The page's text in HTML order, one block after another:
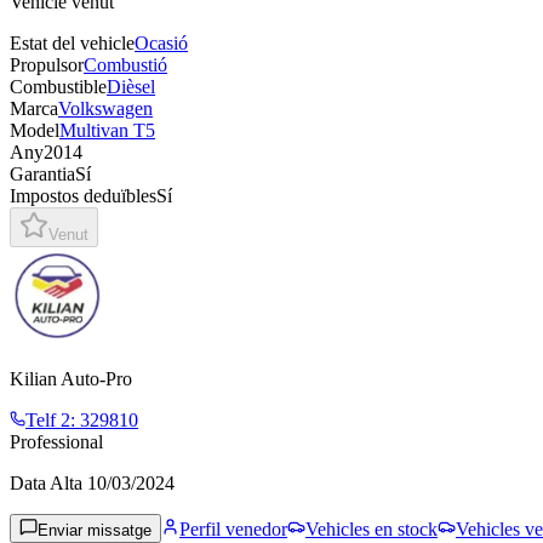
Estat del vehicleOcasió
PropulsorCombustió
CombustibleDièsel
MarcaVolkswagen
ModelMultivan T5
Any2014
GarantiaSí
Impostos deduïblesSí
Venut
Kilian Auto-Pro
Telf 2: 329810
Professional
Data Alta 10/03/2024
Enviar missatge Perfil venedor Vehicles en stock Vehicles